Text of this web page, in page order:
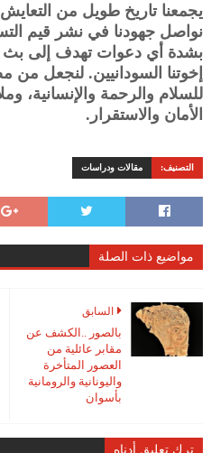
يجمعنا تاريخ طويل من
نواصل جهودنا في نشر قيم
بشدة أي دعوات تهدف إلى بث
إخوتنا السودانيين. لنجعل من
للسلام والرحمة والإنسانية،
الأمان والاستقرار.
التصنيف: مقالات ودراسات
مواضيع ذات الصلة
السابق
بالصور ..الكشف عن
مقابر عائلية من
العصور المتأخرة
واليونانية والرومانية
بأسوان
ترك تعليق أدناه